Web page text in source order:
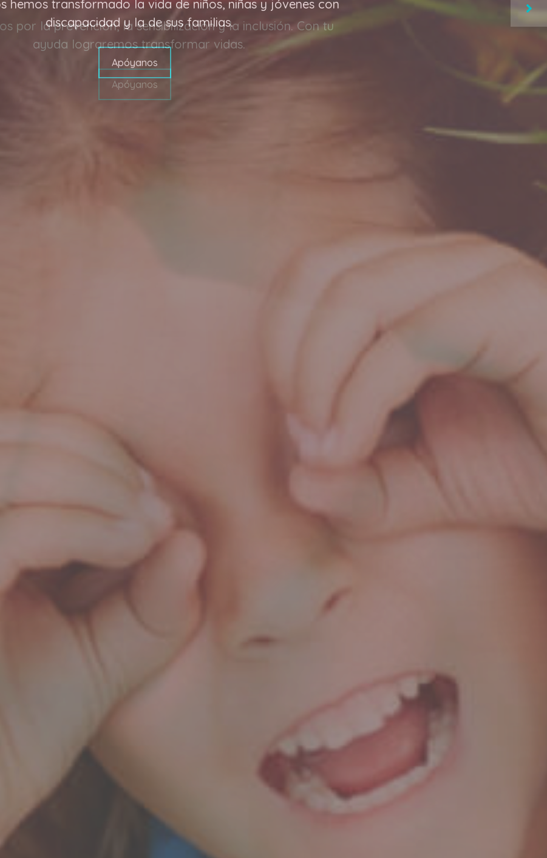
por la prevención, la sensibilización y la inclusión. Con tu
ayuda lograremos transformar vidas.
Apóyanos